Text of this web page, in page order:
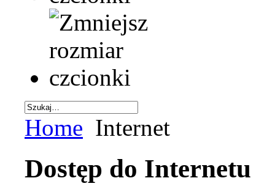
Home Internet
Dostęp do Internetu